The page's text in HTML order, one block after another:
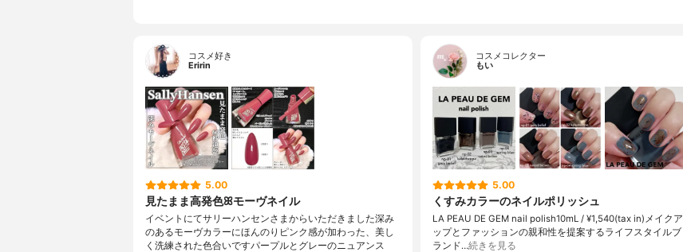
コスメ好き
Eririn
5.00
見たまま高発色ꕤモーヴネイル
イベントにてサリーハンセンさまからいただきました深み
のあるモーヴカラーにほんのりピンク感が加わった、美し
く洗練された色合いですパープルとグレーのニュアンス
コスメコレクター
もい
5.00
くすみカラーのネイルポリッシュ
LA PEAU DE GEM nail polish10mL / ¥1,540(tax in)メイクア
ップとファッションの親和性を提案するライフスタイルブ
ランド…続きを見る